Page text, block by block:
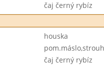
čaj černý rybíz
houska
čaj černý rybíz